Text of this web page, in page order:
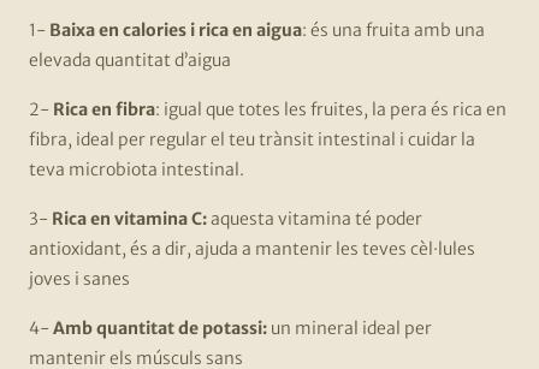
1- Baixa en calories i rica en aigua: és una fruita amb una
elevada quantitat d’aigua
2- Rica en fibra: igual que totes les fruites, la pera és rica en
fibra, ideal per regular el teu trànsit intestinal i cuidar la
teva microbiota intestinal.
3- Rica en vitamina C:aquesta vitamina té poder
antioxidant, és a dir, ajuda a mantenir les teves cèl·lules
joves i sanes
4- Amb quantitat de potassi: un mineral ideal per
mantenir els músculs sans